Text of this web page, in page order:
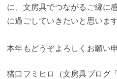
に、文房具でつながるご縁に
に過ごしていきたいと思います
本年もどうぞよろしくお願い
猪口フミヒロ（文房具ブログ